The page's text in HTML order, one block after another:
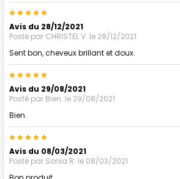
5
Avis du 28/12/2021
Posté par CHRISTEL V. le 28/12/2021
Sent bon, cheveux brillant et doux.
5
Avis du 29/08/2021
Posté par Bien. le 29/08/2021
Bien.
5
Avis du 08/03/2021
Posté par Sonia R. le 08/03/2021